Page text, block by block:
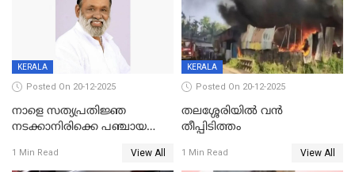
KERALA
Posted On 20-12-2025
നാളെ സത്യപ്രതിജ്ഞ
നടക്കാനിരിക്കെ പഞ്ചായത്ത്
1 Min Read View All
KERALA
Posted On 20-12-2025
തലശ്ശേരിയിൽ വൻ
തീപ്പിടിത്തം
1 Min Read View All